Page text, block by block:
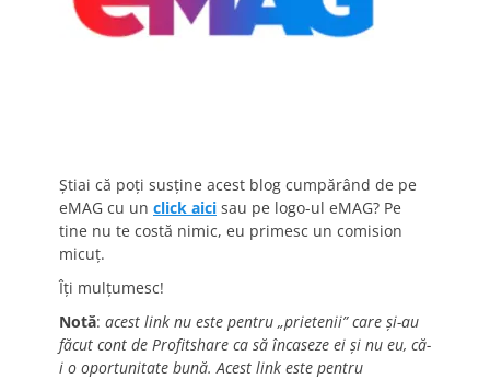
Știai că poți susține acest blog cumpărând de pe
eMAG cu un click aici sau pe logo-ul eMAG? Pe
tine nu te costă nimic, eu primesc un comision
micuț.
Îți mulțumesc!
Notă: acest link nu este pentru „prietenii” care și-au
făcut cont de Profitshare ca să încaseze ei și nu eu, că-
i o oportunitate bună. Acest link este pentru